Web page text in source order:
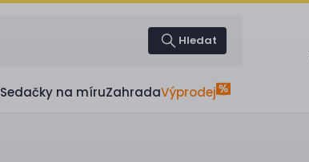
Hledat
Sedačky na míruZahradaVýprodej